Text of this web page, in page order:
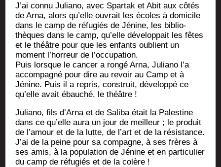
J’ai connu Julia­no, avec Spar­tak et Abit aux côtés
de Arna, alors qu’elle ouvrait les écoles à domi­cile
dans le camp de réfu­giés de Jénine, les biblio­
thèques dans le camp, qu’elle déve­lop­pait les fêtes
et le théâtre pour que les enfants oublient un
moment l’hor­reur de l’occupation.
Puis lorsque le can­cer a ron­gé Arna, Julia­no l’a
accom­pa­gné pour dire au revoir au Camp et à
Jénine. Puis il a repris, construit, déve­lop­pé ce
qu’elle avait ébau­ché, le théâtre !
Julia­no, fils d’Ar­na et de Sali­ba était la Pales­tine
dans ce qu’elle aura un jour de meilleur ; le pro­duit
de l’a­mour et de la lutte, de l’art et de la résistance.
J’ai de la peine pour sa com­pagne, à ses frères à
ses amis, à la popu­la­tion de Jénine et en par­ti­cu­lier
du camp de réfu­giés et de la colère !